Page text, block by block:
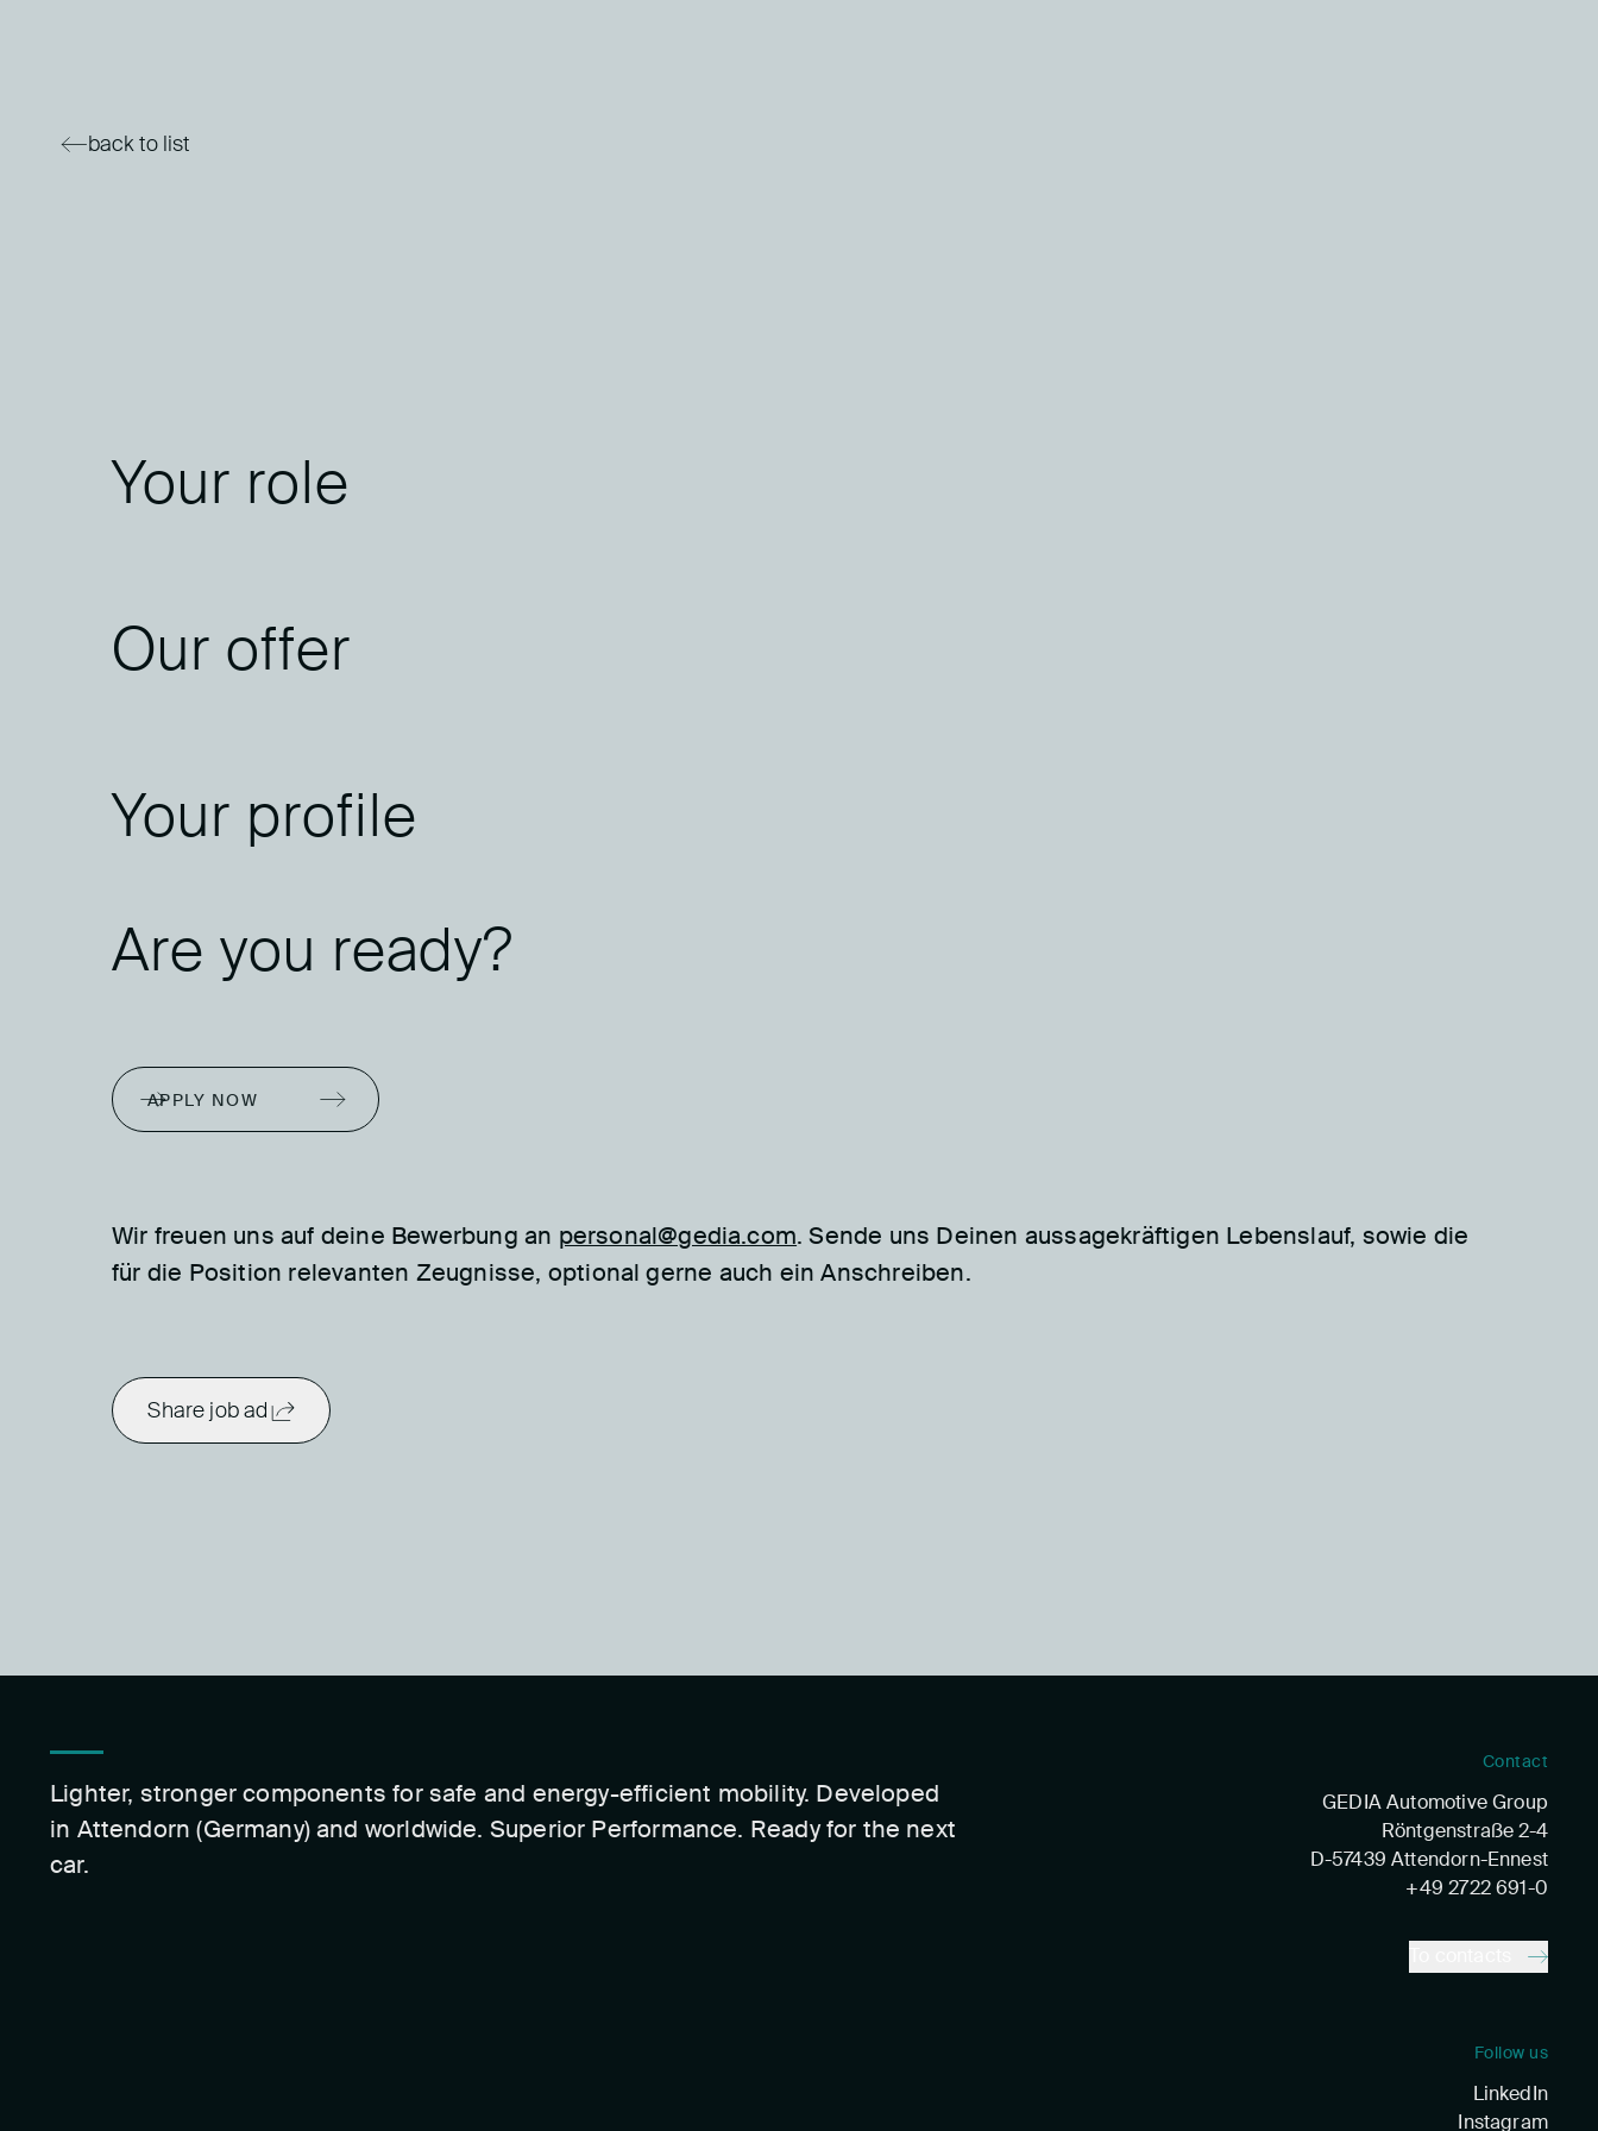
back to list
Your role
Our offer
Your profile
Are you ready?
APPLY NOW
Wir freuen uns auf deine Bewerbung an personal@gedia.com. Sende uns Deinen aussagekräftigen Lebenslauf, sowie die
für die Position relevanten Zeugnisse, optional gerne auch ein Anschreiben.
Share job ad
Lighter, stronger components for safe and energy-efficient mobility. Developed
in Attendorn (Germany) and worldwide. Superior Performance. Ready for the next
car.
Contact
GEDIA Automotive Group
Röntgenstraße 2-4
D-57439 Attendorn-Ennest
+49 2722 691-0
Follow us
LinkedIn
Instagram